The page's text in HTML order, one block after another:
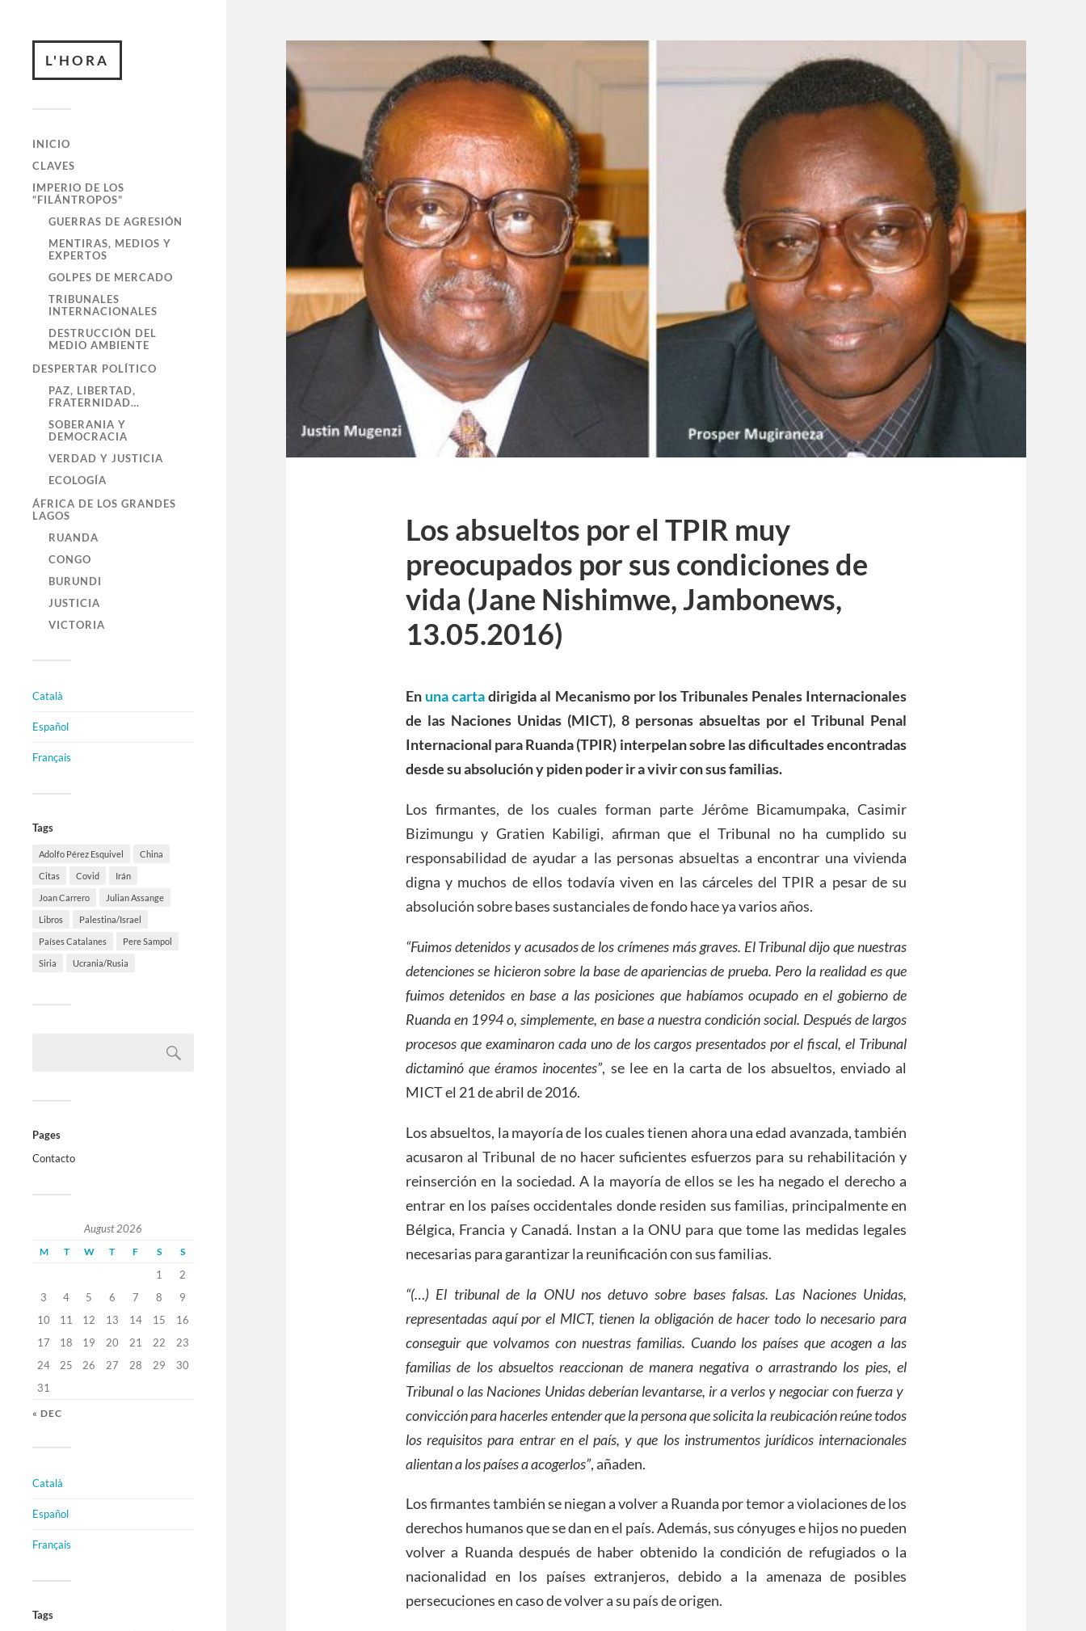
L'HORA
INICIO
CLAVES
IMPERIO DE LOS
“FILÁNTROPOS”
GUERRAS DE AGRESIÓN
MENTIRAS, MEDIOS Y
EXPERTOS
GOLPES DE MERCADO
TRIBUNALES
INTERNACIONALES
DESTRUCCIÓN DEL
MEDIO AMBIENTE
DESPERTAR POLÍTICO
PAZ, LIBERTAD,
FRATERNIDAD…
SOBERANIA Y
DEMOCRACIA
VERDAD Y JUSTICIA
ECOLOGÍA
ÁFRICA DE LOS GRANDES
LAGOS
RUANDA
CONGO
BURUNDI
JUSTICIA
VICTORIA
Català
Español
Français
Tags
Adolfo Pérez Esquivel China
Citas Covid Irán
Joan Carrero Julian Assange
Libros Palestina/Israel
Países Catalanes Pere Sampol
Siria Ucrania/Rusia
Pages
Contacto
August 2026
M T W T F S S
1
2
3
4 5 6 7 8
9
10
11 12 13 14 15
16
17
18 19 20 21 22
23
24
25 26 27 28 29
30
31
« DEC
Català
Español
Français
Tags
Los absueltos por el TPIR muy
preocupados por sus condiciones de
vida (Jane Nishimwe, Jambonews,
13.05.2016)
En una cartadirigida al Mecanismo por los Tribunales Penales Internacionales
de las Naciones Unidas (MICT), 8 personas absueltas por el Tribunal Penal
Internacional para Ruanda (TPIR) interpelan sobre las dificultades encontradas
desde su absolución y piden poder ir a vivir con sus familias.
Los firmantes, de los cuales forman parte Jérôme Bicamumpaka, Casimir
Bizimungu y Gratien Kabiligi, afirman que el Tribunal no ha cumplido su
responsabilidad de ayudar a las personas absueltas a encontrar una vivienda
digna y muchos de ellos todavía viven en las cárceles del TPIR a pesar de su
absolución sobre bases sustanciales de fondo hace ya varios años.
“Fuimos detenidos y acusados ​​de los crímenes más graves. El Tribunal dijo que nuestras
detenciones se hicieron sobre la base de apariencias de prueba. Pero la realidad es que
fuimos detenidos en base a las posiciones que habíamos ocupado en el gobierno de
Ruanda en 1994 o, simplemente, en base a nuestra condición social. Después de largos
procesos que examinaron cada uno de los cargos presentados por el fiscal, el Tribunal
dictaminó que éramos inocentes”, se lee en la carta de los absueltos, enviado al
MICT el 21 de abril de 2016.
Los absueltos, la mayoría de los cuales tienen ahora una edad avanzada, también
acusaron al Tribunal de no hacer suficientes esfuerzos para su rehabilitación y
reinserción en la sociedad. A la mayoría de ellos se les ha negado el derecho a
entrar en los países occidentales donde residen sus familias, principalmente en
Bélgica, Francia y Canadá. Instan a la ONU para que tome las medidas legales
necesarias para garantizar la reunificación con sus familias.
“(…) El tribunal de la ONU nos detuvo sobre bases falsas. Las Naciones Unidas,
representadas aquí por el MICT, tienen la obligación de hacer todo lo necesario para
conseguir que volvamos con nuestras familias. Cuando los países que acogen a las
familias de los absueltos reaccionan de manera negativa o arrastrando los pies, el
Tribunal o las Naciones Unidas deberían levantarse, ir a verlos y negociar con fuerza y ​​
convicción para hacerles entender que la persona que solicita la reubicación reúne todos
los requisitos para entrar en el país, y que los instrumentos jurídicos internacionales
alientan a los países a acogerlos”, añaden.
Los firmantes también se niegan a volver a Ruanda por temor a violaciones de los
derechos humanos que se dan en el país. Además, sus cónyuges e hijos no pueden
volver a Ruanda después de haber obtenido la condición de refugiados o la
nacionalidad en los países extranjeros, debido a la amenaza de posibles
persecuciones en caso de volver a su país de origen.